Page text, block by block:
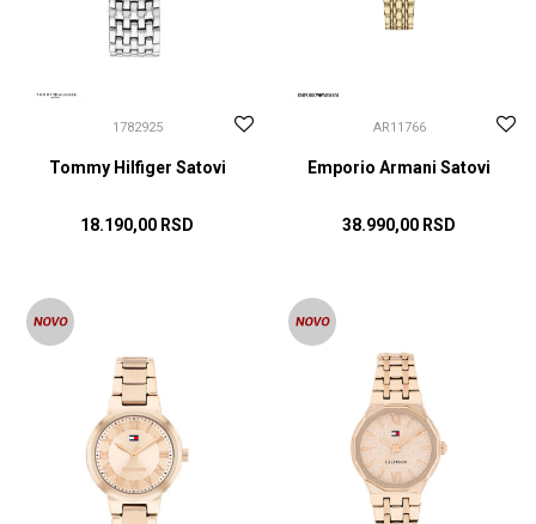
1782925
Tommy Hilfiger Satovi
18.190,00 RSD
AR11766
Emporio Armani Satovi
38.990,00 RSD